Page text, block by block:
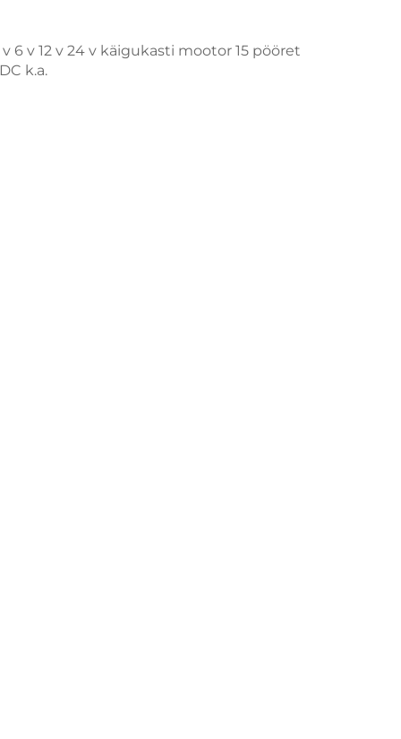
6 v 12 v 24 v käigukasti mootor 15 pööret
k.a.